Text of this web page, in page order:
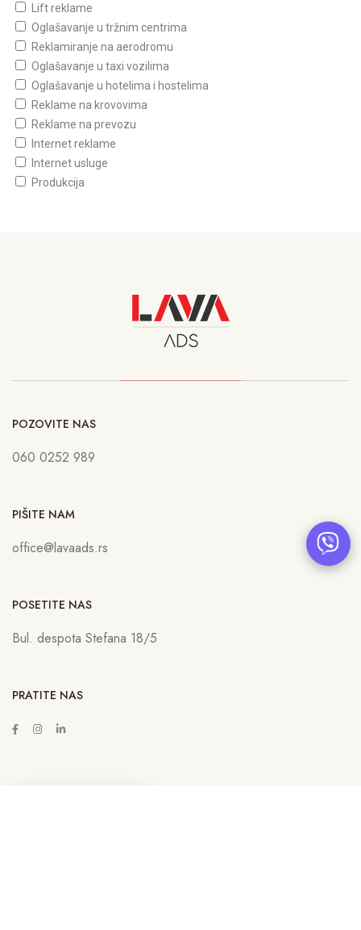
Lift reklame
Oglašavanje u tržnim centrima
Reklamiranje na aerodromu
Oglašavanje u taxi vozilima
Oglašavanje u hotelima i hostelima
Reklame na krovovima
Reklame na prevozu
Internet reklame
Internet usluge
Produkcija
POZOVITE NAS
060 0252 989
PIŠITE NAM
office@lavaads.rs
POSETITE NAS
Bul. despota Stefana 18/5
PRATITE NAS